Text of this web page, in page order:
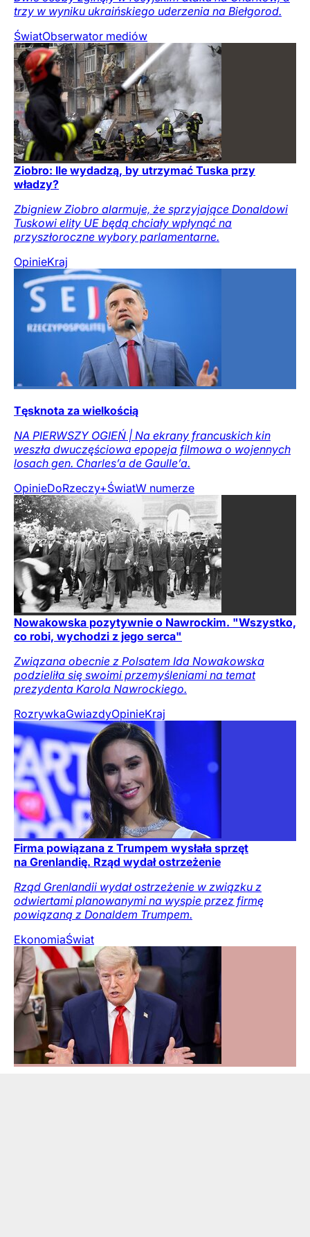
trzy w wyniku ukraińskiego uderzenia na Biełgorod.
ŚwiatObserwator mediów
Ziobro: Ile wydadzą, by utrzymać Tuska przy
władzy?
Zbigniew Ziobro alarmuje, że sprzyjające Donaldowi
Tuskowi elity UE będą chciały wpłynąć na
przyszłoroczne wybory parlamentarne.
OpinieKraj
Tęsknota za wielkością
NA PIERWSZY OGIEŃ | Na ekrany francuskich kin
weszła dwuczęściowa epopeja filmowa o wojennych
losach gen. Charles’a de Gaulle’a.
OpinieDoRzeczy+ŚwiatW numerze
Nowakowska pozytywnie o Nawrockim. "Wszystko,
co robi, wychodzi z jego serca"
Związana obecnie z Polsatem Ida Nowakowska
podzieliła się swoimi przemyśleniami na temat
prezydenta Karola Nawrockiego.
RozrywkaGwiazdyOpinieKraj
Firma powiązana z Trumpem wysłała sprzęt
na Grenlandię. Rząd wydał ostrzeżenie
Rząd Grenlandii wydał ostrzeżenie w związku z
odwiertami planowanymi na wyspie przez firmę
powiązaną z Donaldem Trumpem.
EkonomiaŚwiat